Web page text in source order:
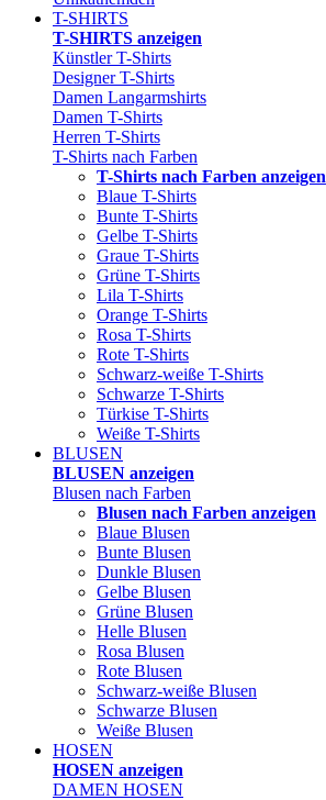
T-SHIRTS
T-SHIRTS anzeigen
Künstler T-Shirts
Designer T-Shirts
Damen Langarmshirts
Damen T-Shirts
Herren T-Shirts
T-Shirts nach Farben
T-Shirts nach Farben anzeigen
Blaue T-Shirts
Bunte T-Shirts
Gelbe T-Shirts
Graue T-Shirts
Grüne T-Shirts
Lila T-Shirts
Orange T-Shirts
Rosa T-Shirts
Rote T-Shirts
Schwarz-weiße T-Shirts
Schwarze T-Shirts
Türkise T-Shirts
Weiße T-Shirts
BLUSEN
BLUSEN anzeigen
Blusen nach Farben
Blusen nach Farben anzeigen
Blaue Blusen
Bunte Blusen
Dunkle Blusen
Gelbe Blusen
Grüne Blusen
Helle Blusen
Rosa Blusen
Rote Blusen
Schwarz-weiße Blusen
Schwarze Blusen
Weiße Blusen
HOSEN
HOSEN anzeigen
DAMEN HOSEN